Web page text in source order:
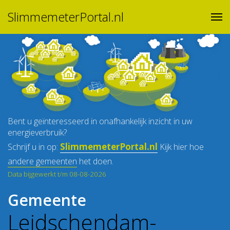
SlimmemeterPortal.nl
Bent u geïnteresseerd in onafhankelijk inzicht in uw
energieverbruik?
Schrijf u in op: SlimmemeterPortal.nl Kijk hier hoe
andere gemeenten het doen.
Data bijgewerkt t/m 08-08-2026
Gemeente
Leidschendam-